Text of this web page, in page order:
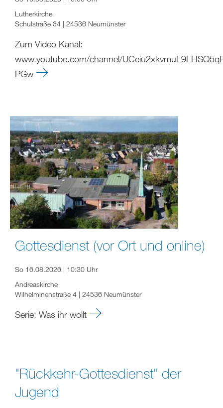
Lutherkirche
Schulstraße 34 | 24536 Neumünster
Zum Video Kanal:
www.youtube.com/channel/
PGw
Gottesdienst (vor Ort und online)
So 16.08.2026 | 10:30 Uhr
Andreaskirche
Wilhelminenstraße 4 | 24536 Neumünster
Serie: Was ihr wollt
"Rückkehr-Gottesdienst" der
Jugend